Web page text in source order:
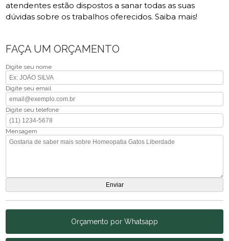
atendentes estão dispostos a sanar todas as suas
dúvidas sobre os trabalhos oferecidos. Saiba mais!
FAÇA UM ORÇAMENTO
Digite seu nome
Digite seu email
Digite seu telefone
Mensagem
Orçamento por Whatsapp